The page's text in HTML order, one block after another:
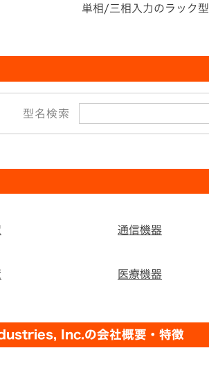
単相/三相入力のラック型
型名検索
通信機器
医療機器
Inc.の会社概要・特徴